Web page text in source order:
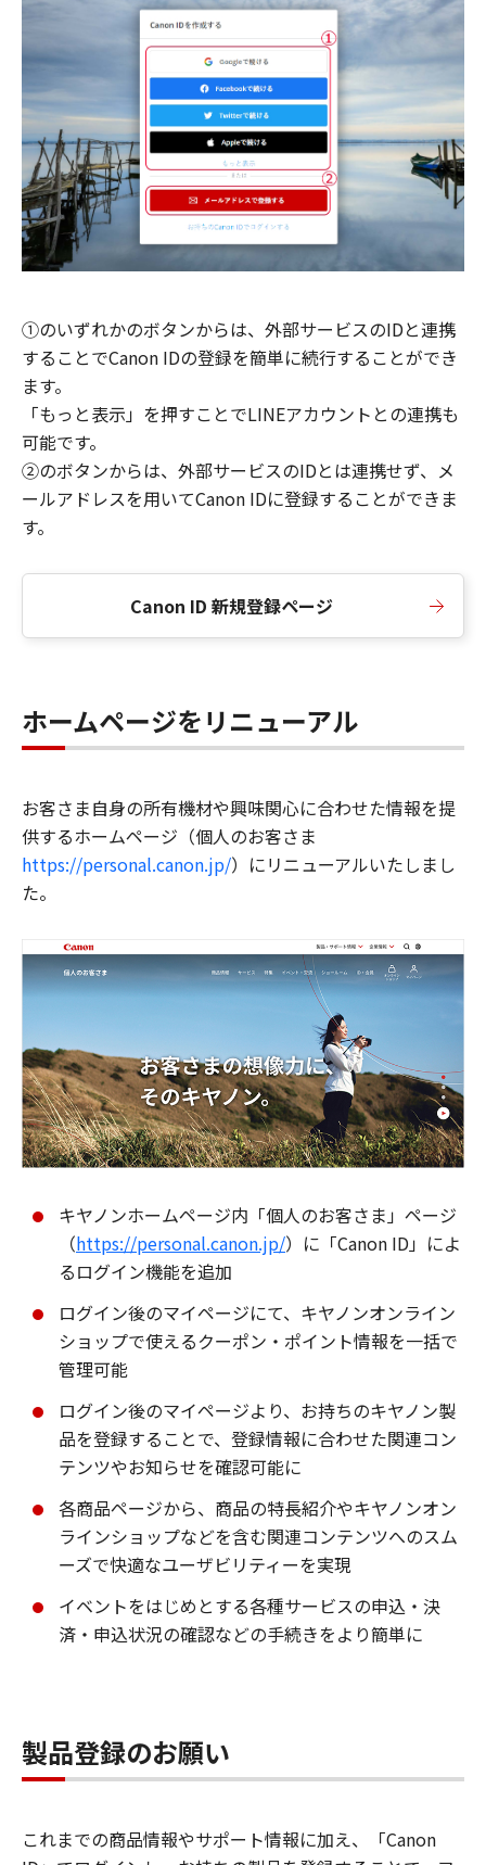
①のいずれかのボタンからは、外部サービスのIDと連携
することでCanon IDの登録を簡単に続行することができ
ます。
「もっと表示」を押すことでLINEアカウントとの連携も
可能です。
②のボタンからは、外部サービスのIDとは連携せず、メ
ールアドレスを用いてCanon IDに登録することができま
す。
Canon ID 新規登録ページ
ホームページをリニューアル
お客さま自身の所有機材や興味関心に合わせた情報を提
供するホームページ（個人のお客さま
https://personal.canon.jp/）にリニューアルいたしまし
た。
キヤノンホームページ内「個人のお客さま」ページ
（https://personal.canon.jp/）に「Canon ID」によ
るログイン機能を追加
ログイン後のマイページにて、キヤノンオンライン
ショップで使えるクーポン・ポイント情報を一括で
管理可能
ログイン後のマイページより、お持ちのキヤノン製
品を登録することで、登録情報に合わせた関連コン
テンツやお知らせを確認可能に
各商品ページから、商品の特長紹介やキヤノンオン
ラインショップなどを含む関連コンテンツへのスム
ーズで快適なユーザビリティーを実現
イベントをはじめとする各種サービスの申込・決
済・申込状況の確認などの手続きをより簡単に
製品登録のお願い
これまでの商品情報やサポート情報に加え、「Canon